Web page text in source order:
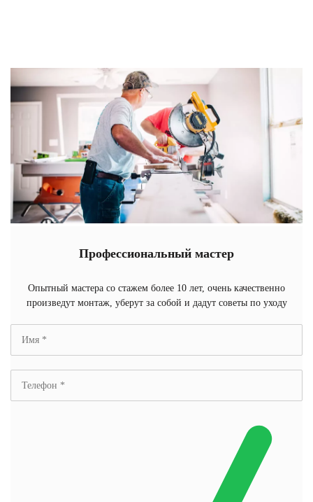
Профессиональный мастер
Опытный мастера со стажем более 10 лет, очень качественно
произведут монтаж, уберут за собой и дадут советы по уходу